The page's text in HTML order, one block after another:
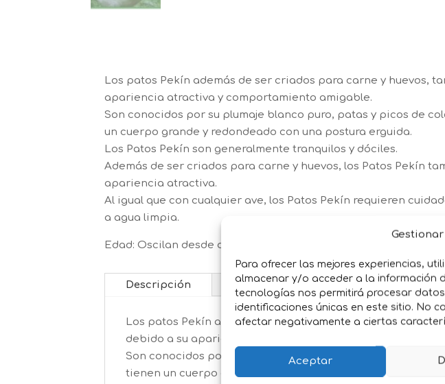
Para ofrecer las mejores experiencias,
almacenar y/o acceder a la información
tecnologías nos permitirá procesar
identificaciones únicas en este sitio. No
afectar negativamente a ciertas
Aceptar
Los patos Pekín además de ser criados para carne y huevos,
apariencia atractiva y comportamiento amigable.
Son conocidos por su plumaje blanco puro, patas y picos de
un cuerpo grande y redondeado con una postura erguida.
Los Patos Pekín son generalmente tranquilos y dóciles.
Además de ser criados para carne y huevos, los Patos Pekín
apariencia atractiva.
Al igual que con cualquier ave, los Patos Pekín requieren
a agua limpia.
Edad: Oscilan desde dias hasta 1 mes
Descripción
Los patos Pekín además de ser criados para carne y
debido a su apariencia atractiva y comportamiento
Son conocidos por su plumaje blanco puro, patas y picos
tienen un cuerpo grande y redondeado con una postura